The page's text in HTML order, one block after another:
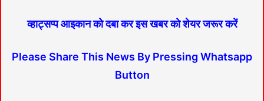
व्हाट्सप्प आइकान को दबा कर इस खबर को शेयर जरूर करें
Please Share This News By Pressing Whatsapp
Button